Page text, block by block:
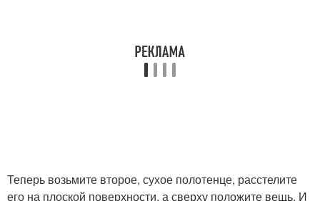
Теперь возьмите второе, сухое полотенце, расстелите
его на плоской поверхности, а сверху положите вещь. И